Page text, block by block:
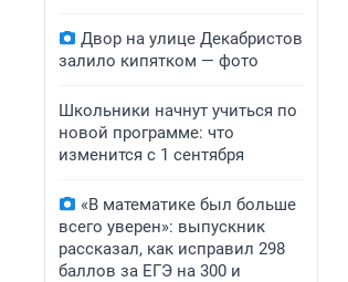
Двор на улице Декабристов
залило кипятком — фото
Школьники начнут учиться по
новой программе: что
изменится с 1 сентября
«В математике был больше
всего уверен»: выпускник
рассказал, как исправил 298
баллов за ЕГЭ на 300 и